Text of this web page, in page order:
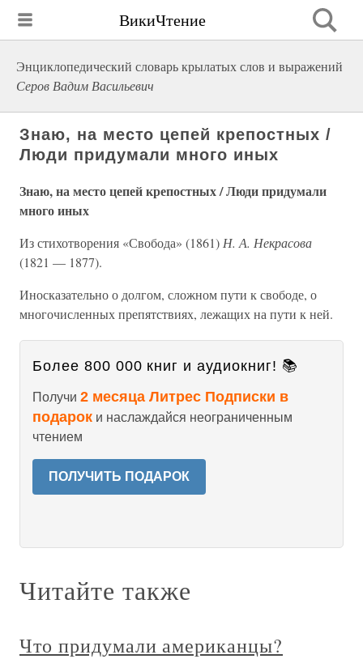
ВикиЧтение
Энциклопедический словарь крылатых слов и выражений
Серов Вадим Васильевич
Знаю, на место цепей крепостных /
Люди придумали много иных
Знаю, на место цепей крепостных / Люди придумали
много иных
Из стихотворения «Свобода» (1861) Н. А. Некрасова
(1821 — 1877).
Иносказательно о долгом, сложном пути к свободе, о
многочисленных препятствиях, лежащих на пути к ней.
Более 800 000 книг и аудиокниг! 📚
Получи 2 месяца Литрес Подписки в
подарок и наслаждайся неограниченным
чтением
ПОЛУЧИТЬ ПОДАРОК
Читайте также
Что придумали американцы?